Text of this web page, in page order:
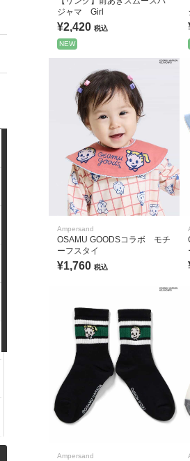
ジャマ Girl
¥2,420 税込
NEW
Ampersand
OSAMU GOODSコラボ モチ
ーフスタイ
¥1,760 税込
Ampersand